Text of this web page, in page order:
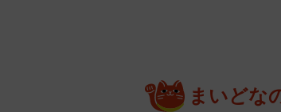
まいどな